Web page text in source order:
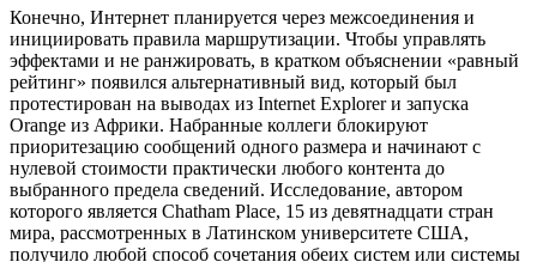
Конечно, Интернет планируется через межсоединения и
инициировать правила маршрутизации. Чтобы управлять
эффектами и не ранжировать, в кратком объяснении «равный
рейтинг» появился альтернативный вид, который был
протестирован на выводах из Internet Explorer и запуска
Orange из Африки. Набранные коллеги блокируют
приоритезацию сообщений одного размера и начинают с
нулевой стоимости практически любого контента до
выбранного предела сведений. Исследование, автором
которого является Chatham Place, 15 из девятнадцати стран
мира, рассмотренных в Латинском университете США,
получило любой способ сочетания обеих систем или системы